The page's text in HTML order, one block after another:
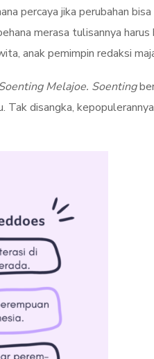
percaya jika perubahan
merasa tulisannya
anak pemimpin redaksi
Melajoe. Soenting
disangka,